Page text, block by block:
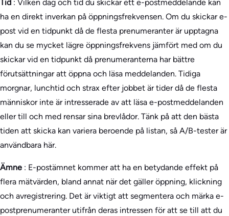
Tid : Vilken dag och tid du skickar ett e-postmeddelande kan
ha en direkt inverkan på öppningsfrekvensen. Om du skickar e-
post vid en tidpunkt då de flesta prenumeranter är upptagna
kan du se mycket lägre öppningsfrekvens jämfört med om du
skickar vid en tidpunkt då prenumeranterna har bättre
förutsättningar att öppna och läsa meddelanden. Tidiga
morgnar, lunchtid och strax efter jobbet är tider då de flesta
människor inte är intresserade av att läsa e-postmeddelanden
eller till och med rensar sina brevlådor. Tänk på att den bästa
tiden att skicka kan variera beroende på listan, så A/B-tester är
användbara här.
Ämne : E-postämnet kommer att ha en betydande effekt på
flera mätvärden, bland annat när det gäller öppning, klickning
och avregistrering. Det är viktigt att segmentera och märka e-
postprenumeranter utifrån deras intressen för att se till att du